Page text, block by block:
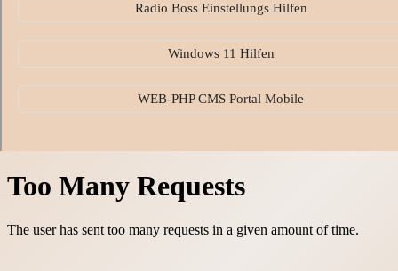
Radio Boss Einstellungs Hilfen
Windows 11 Hilfen
WEB-PHP CMS Portal Mobile